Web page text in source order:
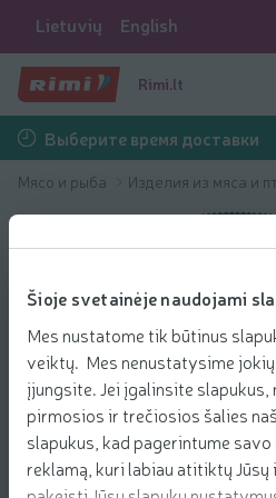
Šioje svetainėje naudojami
Mes nustatome tik būtinus
veiktų. Mes nenustatysime
įjungsite. Jei įgalinsite slapukus,
pirmosios ir trečiosios šalies
slapukus, kad pagerintume
reklamą, kuri labiau atitiktų Jūsų
Lietuvių English
Rimi.lt
Выберите время доставки
Мясо и рыба Изделия из мяса и